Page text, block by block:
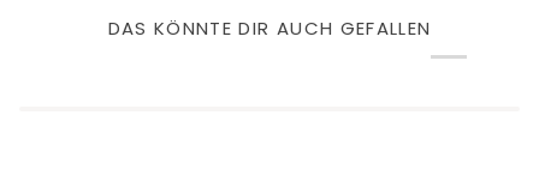
DAS KÖNNTE DIR AUCH GEFALLEN